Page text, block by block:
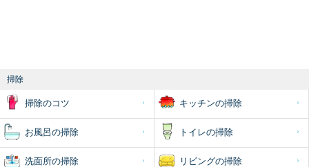
掃除
掃除のコツ キッチンの掃除
お風呂の掃除 トイレの掃除
洗面所の掃除 リビングの掃除